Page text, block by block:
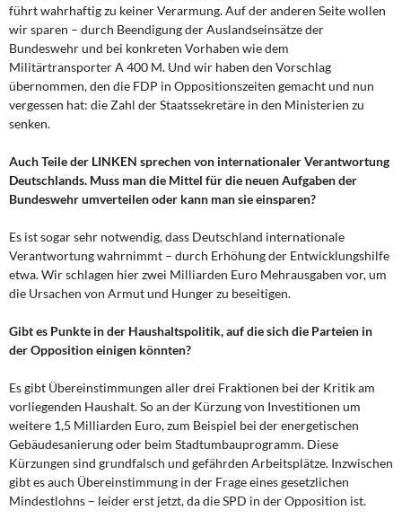
führt wahrhaftig zu keiner Verarmung. Auf der anderen Seite wollen
wir sparen – durch Beendigung der Auslandseinsätze der
Bundeswehr und bei konkreten Vorhaben wie dem
Militärtransporter A 400 M. Und wir haben den Vorschlag
übernommen, den die FDP in Oppositionszeiten gemacht und nun
vergessen hat: die Zahl der Staatssekretäre in den Ministerien zu
senken.
Auch Teile der LINKEN sprechen von internationaler Verantwortung
Deutschlands. Muss man die Mittel für die neuen Aufgaben der
Bundeswehr umverteilen oder kann man sie einsparen?
Es ist sogar sehr notwendig, dass Deutschland internationale
Verantwortung wahrnimmt – durch Erhöhung der Entwicklungshilfe
etwa. Wir schlagen hier zwei Milliarden Euro Mehrausgaben vor, um
die Ursachen von Armut und Hunger zu beseitigen.
Gibt es Punkte in der Haushaltspolitik, auf die sich die Parteien in
der Opposition einigen könnten?
Es gibt Übereinstimmungen aller drei Fraktionen bei der Kritik am
vorliegenden Haushalt. So an der Kürzung von Investitionen um
weitere 1,5 Milliarden Euro, zum Beispiel bei der energetischen
Gebäudesanierung oder beim Stadtumbauprogramm. Diese
Kürzungen sind grundfalsch und gefährden Arbeitsplätze. Inzwischen
gibt es auch Übereinstimmung in der Frage eines gesetzlichen
Mindestlohns – leider erst jetzt, da die SPD in der Opposition ist.